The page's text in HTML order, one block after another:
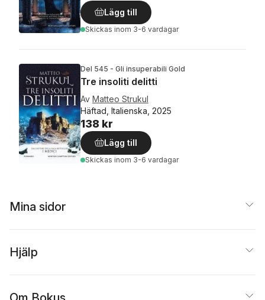
Lägg till
Skickas inom 3-6 vardagar
Del 545 - Gli insuperabili Gold
Tre insoliti delitti
Av Matteo Strukul
Häftad, Italienska, 2025
138 kr
Lägg till
Skickas inom 3-6 vardagar
Mina sidor
Hjälp